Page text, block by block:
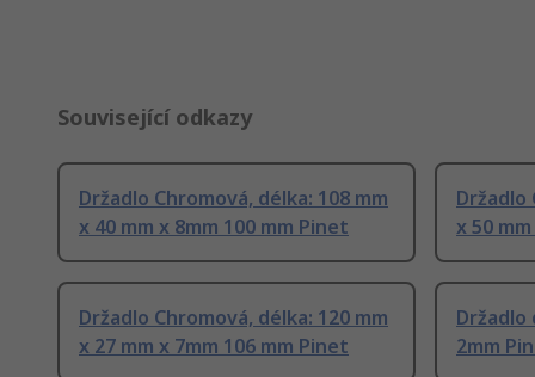
Související odkazy
Držadlo Chromová, délka: 108 mm
x 40 mm x 8mm 100 mm Pinet
Držadlo
x 50
Držadlo Chromová, délka: 120 mm
x 27 mm x 7mm 106 mm Pinet
Držadlo
2mm